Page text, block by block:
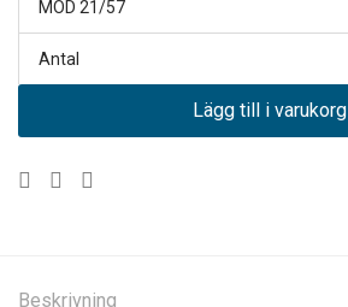
MOD 21/57
Antal
Lägg till i varukorg
Beskrivning